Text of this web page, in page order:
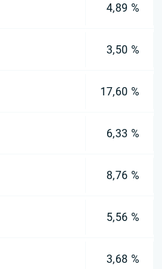
4,89 %
3,50 %
17,60 %
6,33 %
8,76 %
5,56 %
3,68 %